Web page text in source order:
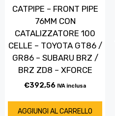
CATPIPE – FRONT PIPE
76MM CON
CATALIZZATORE 100
CELLE – TOYOTA GT86 /
GR86 – SUBARU BRZ /
BRZ ZD8 – XFORCE
€392,56 IVA inclusa
AGGIUNGI AL CARRELLO